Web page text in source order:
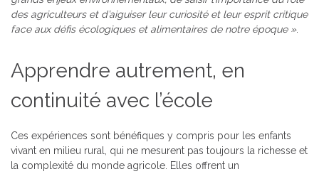
des agriculteurs et d’aiguiser leur curiosité et leur esprit critique
face aux défis écologiques et alimentaires de notre époque ».
Apprendre autrement, en
continuité avec l’école
Ces expériences sont bénéfiques y compris pour les enfants
vivant en milieu rural, qui ne mesurent pas toujours la richesse et
la complexité du monde agricole. Elles offrent un